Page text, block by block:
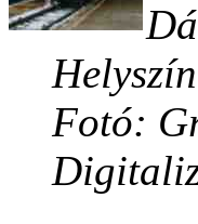
Fotó: